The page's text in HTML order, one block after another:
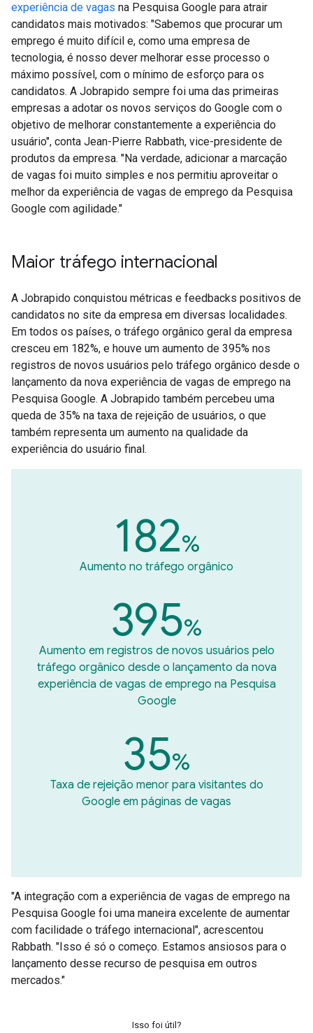
experiência de vagas na Pesquisa Google para atrair
candidatos mais motivados: "Sabemos que procurar um
emprego é muito difícil e, como uma empresa de
tecnologia, é nosso dever melhorar esse processo o
máximo possível, com o mínimo de esforço para os
candidatos. A Jobrapido sempre foi uma das primeiras
empresas a adotar os novos serviços do Google com o
objetivo de melhorar constantemente a experiência do
usuário", conta Jean-Pierre Rabbath, vice-presidente de
produtos da empresa. "Na verdade, adicionar a marcação
de vagas foi muito simples e nos permitiu aproveitar o
melhor da experiência de vagas de emprego da Pesquisa
Google com agilidade."
Maior tráfego internacional
A Jobrapido conquistou métricas e feedbacks positivos de
candidatos no site da empresa em diversas localidades.
Em todos os países, o tráfego orgânico geral da empresa
cresceu em 182%, e houve um aumento de 395% nos
registros de novos usuários pelo tráfego orgânico desde o
lançamento da nova experiência de vagas de emprego na
Pesquisa Google. A Jobrapido também percebeu uma
queda de 35% na taxa de rejeição de usuários, o que
também representa um aumento na qualidade da
experiência do usuário final.
182%
Aumento no tráfego orgânico
395%
Aumento em registros de novos usuários pelo
tráfego orgânico desde o lançamento da nova
experiência de vagas de emprego na Pesquisa
Google
35%
Taxa de rejeição menor para visitantes do
Google em páginas de vagas
"A integração com a experiência de vagas de emprego na
Pesquisa Google foi uma maneira excelente de aumentar
com facilidade o tráfego internacional", acrescentou
Rabbath. "Isso é só o começo. Estamos ansiosos para o
lançamento desse recurso de pesquisa em outros
mercados."
Isso foi útil?